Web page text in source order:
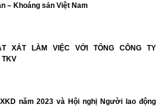
– Khoáng sản Việt Nam
XÁT LÀM VIỆC VỚI TỔNG CÔNG TY
TKV
năm 2023 và Hội nghị Người lao động